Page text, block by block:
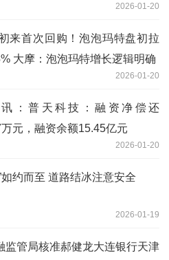
2026-01-20
来首次回购！泡泡玛特盘初拉
大摩：泡泡玛特增长逻辑明确
2026-01-20
：普天科技：融资净偿还
元，融资余额15.45亿元
2026-01-20
如约而至 道路结冰注意安全
2026-01-19
监管局核准郝健龙大连银行天津